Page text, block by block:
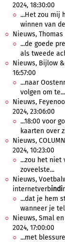
2024, 18:30:00
...Het zou mij
winnen van
Nieuws,
...de goede
als tweede
Nieuws, Bijlow
16:57:00
...naar
volgen om te...
Nieuws,
2024, 23:06:00
...18:00 voor
kaarten over
Nieuws,
2024, 10:23:00
...zou het niet
zoveelste...
Nieuws,
internetverbindi
...dat je hem
wanneer je
Nieuws, Smal
2024, 17:00:00
...met